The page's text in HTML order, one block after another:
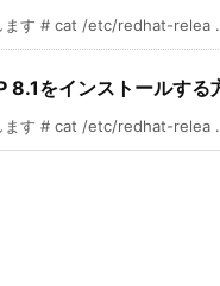
ます # cat /etc/redhat-relea
をインストールする
ます # cat /etc/redhat-relea